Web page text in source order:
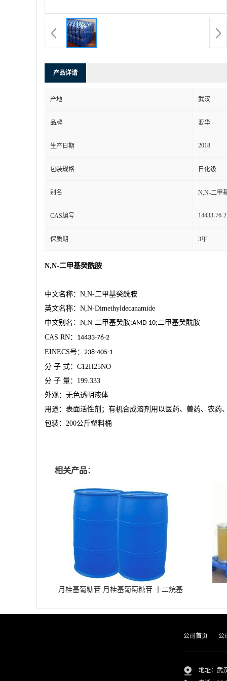
产品详请
产地 武汉
品牌 変华
生产日期 2018
包装规格 日化级
别名 N,N-二甲
CAS编号 14433-76-2
保质期 3年
N,N-二甲基癸酰胺
中文名称： N,N-二甲基癸酰胺
英文名称： N,N-Dimethyldecanamide
中文别名： N,N-二甲基癸胺;AMD 10;二甲基癸酰胺
CAS RN： 14433-76-2
EINECS号： 238-405-1
分 子 式： C12H25NO
分 子 量： 199.333
外观：无色透明液体
用途：表面活性剂；有机合成溶剂用以医药、兽药、农药
包装： 200公斤塑料桶
相关产品：
月桂基葡糖苷 月桂基葡萄糖苷 十二烷基
公司首页 公
地址：武